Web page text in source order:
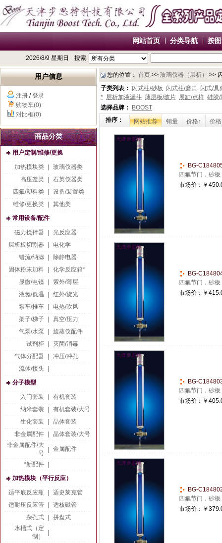
网站首页 分类导航 按
2026/8/9 星期日 搜索
用户信息
注册 /登录
购物车(0)
对比框(0)
商品分类
用户定制/维修/更换
加热模块类
玻璃仪器类
高压釜类
石英仪器类
四氟/塑料类
设备/装置类
维修/更换类
其他类
常用设备/配件
磁力搅拌器
光反应器
层析板切割器
电化学
错流/纳滤
除静电器
固体粉末加料
化学反应箱*
显微/电镜
紫外/薄层
液氮/低温
红外/旋光
泵车/推车
电热/吹风
架子/梯子
真空/压力
气泵/水泵
旋蒸仪配件
试剂柜
灭菌/消毒
气体分配器
冲压/冲孔
流体/接头
分子模型
入门套装
有机套装
纳米套装
有机套装/大号
生化套装
晶体套装
非金属配件
晶体套装/大号
非金属配件/大
号
金属配件
*新配件
加热模块（平行反应）
适平底反应瓶
适史莱克管
适耐压反应管
适核磁管
杂孔式
拼盘式
水槽式（定
制）
您的位置： 首页 >> 玻璃仪器（层析）
>>
子类列表： 闪式柱/砂板 闪式柱/磨口
闪式/具
* 层析加液漏斗 薄层板/玻片 展缸/点样 硅胶/
选择品牌：
BOOST
排序：
网站推荐 销量 价格↑ 价
BG-
四氟节门，砂
市场价： ￥
BG-
四氟节门，砂
市场价： ￥
BG-
四氟节门，砂
市场价： ￥
BG-
四氟节门，砂
市场价： ￥